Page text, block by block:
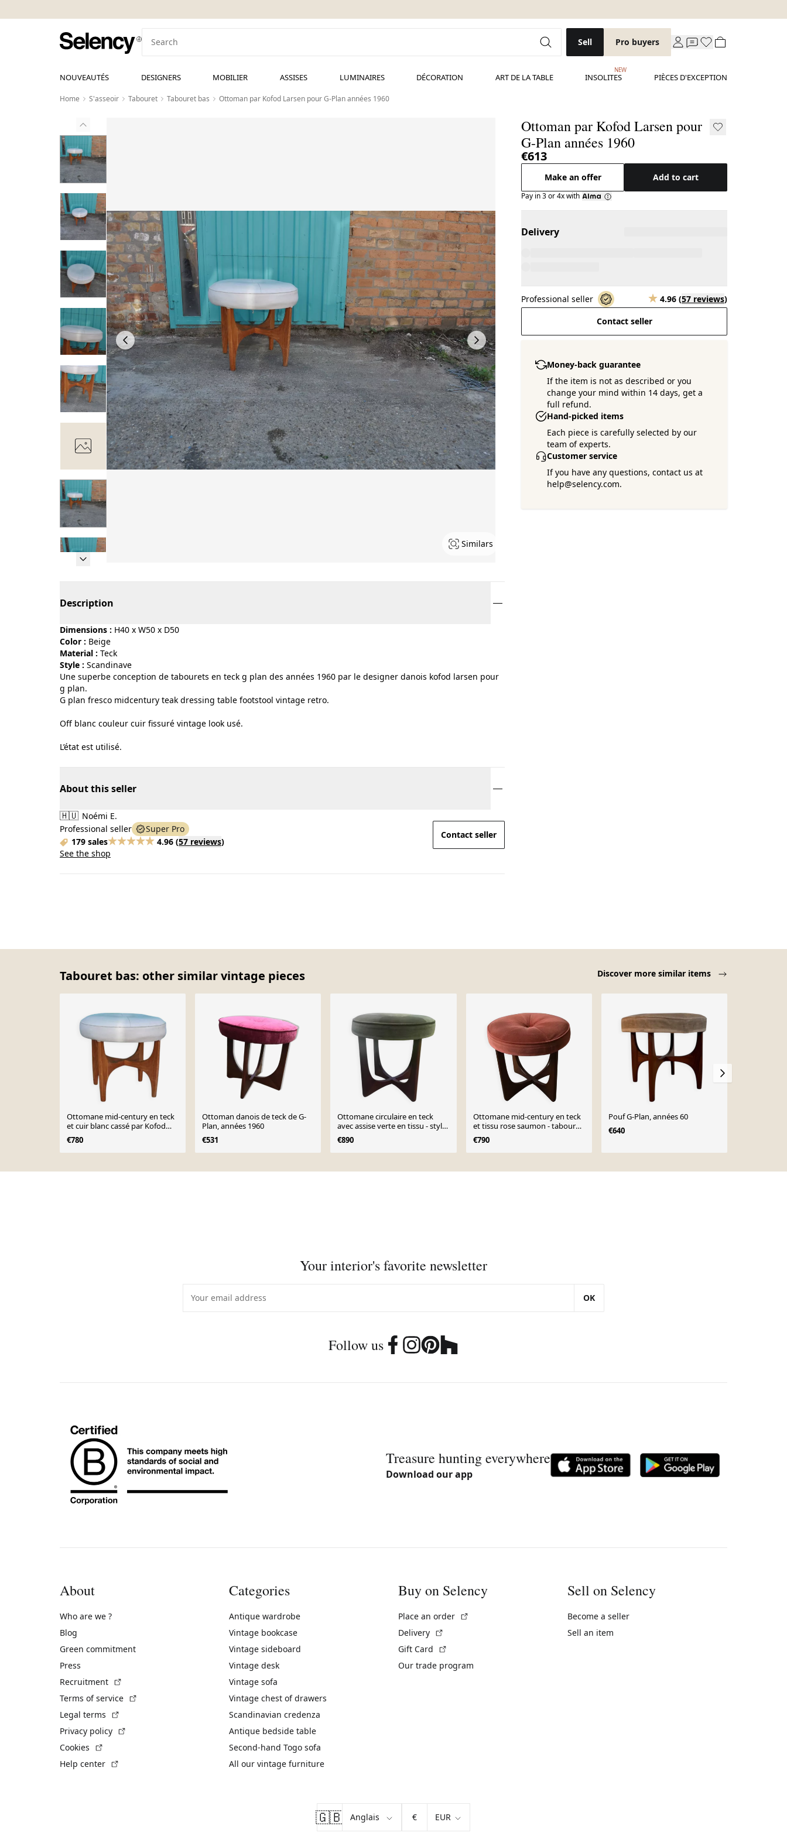
Sell Pro buyers
NOUVEAUTÉS DESIGNERS MOBILIER ASSISES LUMINAIRES DÉCORATION ART DE LA TABLE INSOLITES
NEW
PIÈCES D'EXCEPTION
Home S'asseoir Tabouret Tabouret bas Ottoman par Kofod Larsen pour G-Plan années 1960
Similars
Ottoman par Kofod Larsen pour
G-Plan années 1960
€613
Make an offer Add to cart
Pay in 3 or 4x with
Delivery
Professional seller 4.96 (57 reviews)
Contact seller
Money-back guarantee
If the item is not as described or you
change your mind within 14 days, get a
full refund.
Hand-picked items
Each piece is carefully selected by our
team of experts.
Customer service
If you have any questions, contact us at
help@selency.com.
Description
Dimensions : H40 x W50 x D50
Color :
beige
Material :
teck
Style :
scandinave
Une superbe conception de tabourets en teck g plan des années 1960 par le designer danois kofod larsen pour
g plan.
G plan fresco midcentury teak dressing table footstool vintage retro.
Off blanc couleur cuir fissuré vintage look usé.
L’état est utilisé.
About this seller
🇭🇺 Noémi E.
Professional seller
Super Pro
179 sales
4.96 (57 reviews)
See the shop
Contact seller
Tabouret bas: other similar vintage pieces Discover more similar items
Ottomane mid-century en teck
et cuir blanc cassé par Kofod
Larsen pour G-Plan, années
1960
€780
Ottoman danois de teck de G-
Plan, années 1960
€531
Ottomane circulaire en teck
avec assise verte en tissu - style
Mid-Century 1960s
€890
Ottomane mid-century en teck
et tissu rose saumon - tabouret
sculptural G-Plan années 1960
€790
Pouf G-Plan, années 60
€640
Your interior's favorite newsletter
OK
Follow us
Treasure hunting everywhere
Download our app
About
Who are we ?
Blog
Green commitment
Press
Recruitment
Terms of service
Legal terms
Privacy policy
Cookies
Help center
Categories
Antique wardrobe
Vintage bookcase
Vintage sideboard
Vintage desk
Vintage sofa
Vintage chest of drawers
Scandinavian credenza
Antique bedside table
Second-hand Togo sofa
All our vintage furniture
Buy on Selency
Place an order
Delivery
Gift Card
Our trade program
Sell on Selency
Become a seller
Sell an item
🇬🇧 €